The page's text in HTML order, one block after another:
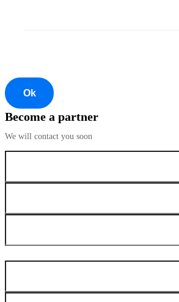
Ok
Become a partner
We will contact you soon